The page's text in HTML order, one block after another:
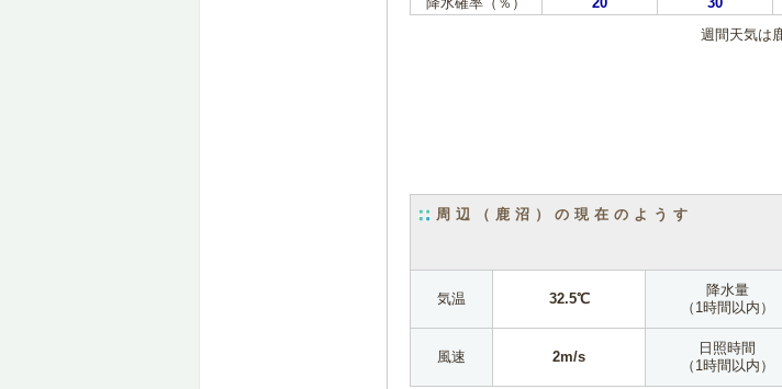
週間天気は
周辺（鹿沼）の現在のようす
気温 32.5℃
降水量
（1時間以内）
風速 2m/s
日照時間
（1時間以内）